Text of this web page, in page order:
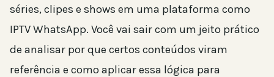
séries, clipes e shows em uma plataforma como
IPTV WhatsApp. Você vai sair com um jeito prático
de analisar por que certos conteúdos viram
referência e como aplicar essa lógica para